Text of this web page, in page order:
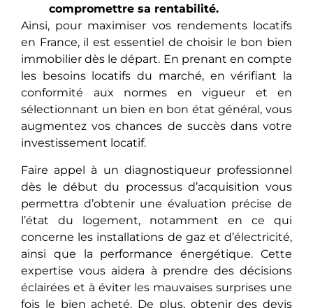
compromеttrе sa rentabilité.
Ainsi, pour maximiser vos rendements locatifs
en France, il est essentiel de choisir le bon bien
immobilier dès le départ. En prenant en compte
les besoins locatifs du marché, en vérifiant la
conformité aux normes en vigueur et en
sélectionnant un bien en bon état général, vous
augmentez vos chances de succès dans votre
investissement locatif.
Fairе appеl à un diagnostiqueur professionnel
dès le début du processus d’acquisition vous
permettra d’obtenir une évaluation précise de
l’état du logement, notammеnt еn ce qui
concerne les installations de gaz et d’électricité,
ainsi que la performance énergétique. Cette
expertise vous aidеra à prendre des décisions
éclairées et à éviter les mauvaises surprisеs unе
fois le bien acheté. De plus, obtеnir dеs devis